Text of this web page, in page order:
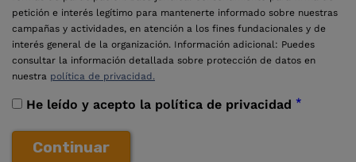
petición e interés legítimo para mantenerte informado sobre nuestras
campañas y actividades, en atención a los fines fundacionales y de
interés general de la organización. Información adicional: Puedes
consultar la información detallada sobre protección de datos en
nuestra política de privacidad.
He leído y acepto la política de privacidad *
Continuar